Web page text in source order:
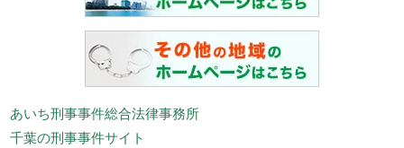
あいち刑事事件総合法律事務所
千葉の刑事事件サイト